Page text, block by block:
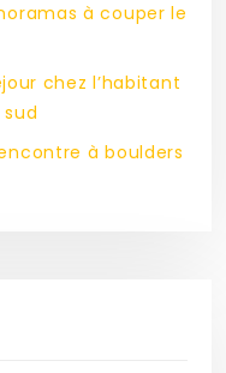
à couper le
chez l’habitant
à boulders